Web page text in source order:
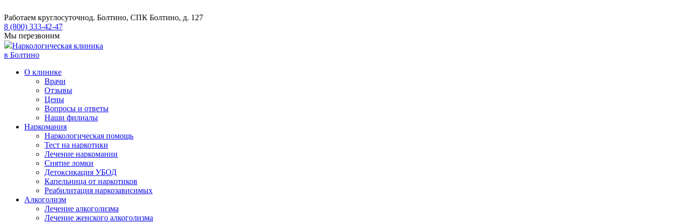
Работаем круглосуточнод. Болтино, СПК Болтино, д. 127
8 (800) 333-42-47
Мы перезвоним
Наркологическая клиника
в Болтино
О клинике
Врачи
Отзывы
Цены
Вопросы и ответы
Наши филиалы
Наркомания
Наркологическая помощь
Тест на наркотики
Лечение наркомании
Снятие ломки
​​Детоксикация УБОД
Капельница от наркотиков
Реабилитация наркозависимых
Алкоголизм
Лечение алкоголизма
Лечение женского алкоголизма